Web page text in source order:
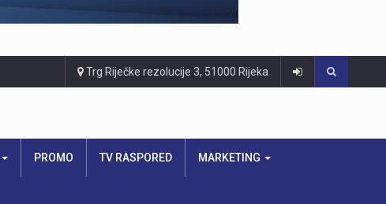
Trg Riječke rezolucije 3, 51000 Rijeka
PROMO TV RASPORED MARKETING